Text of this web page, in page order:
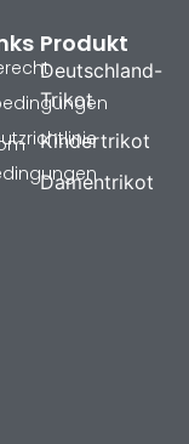
Produkt
Deutschland-
Trikot
Kindertrikot
Damentrikot